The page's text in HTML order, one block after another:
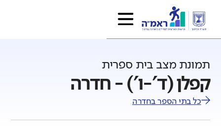
תמונת מצב בית ספרית
קפלן (ד'-ו') - חדרה
כל בתי הספר בחדרה